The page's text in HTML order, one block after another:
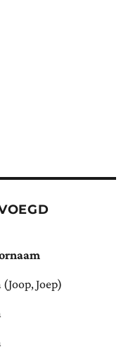
(Joop, Joep)